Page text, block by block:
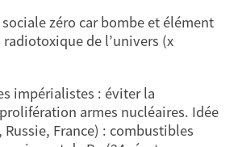
zéro car bombe et élément
de l’univers (x
impérialistes : éviter la
armes nucléaires. Idée
Russie, France) : combustibles